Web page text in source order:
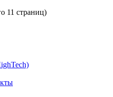
11 страниц)